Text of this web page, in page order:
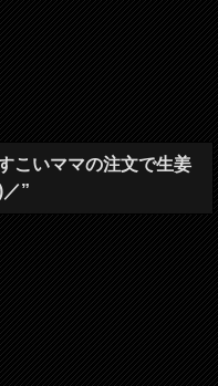
こいママの注文で生姜
”